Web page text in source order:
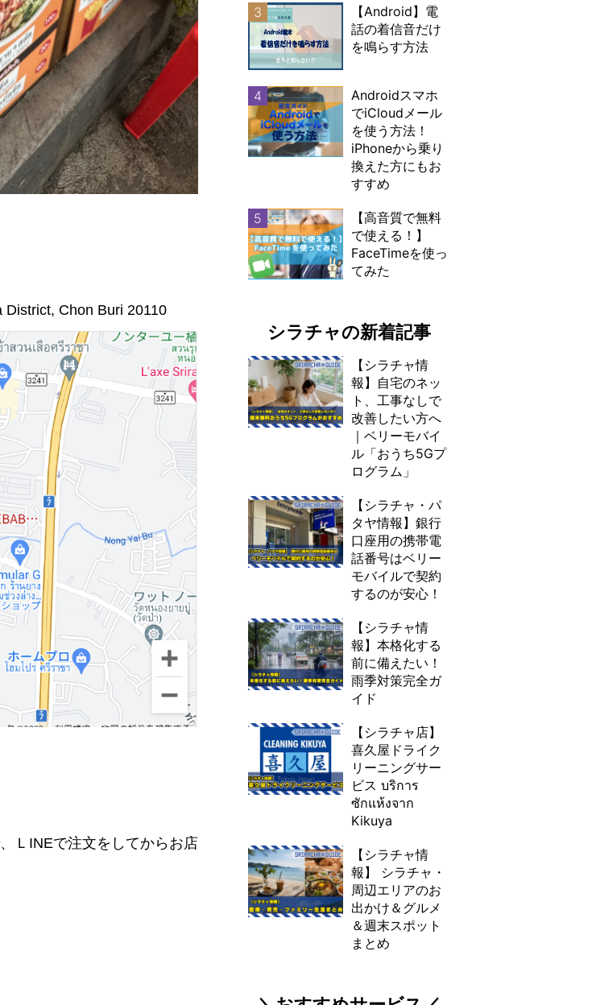
District, Chon Buri 20110
ＬINEで注文をしてからお店
3
【Android】電
話の着信音だけ
を鳴らす方法
4
Androidスマホ
でiCloudメール
を使う方法！
iPhoneから乗り
換えた方にもお
すすめ
5
【高音質で無料
で使える！】
FaceTimeを使っ
てみた
シラチャの新着記事
【シラチャ情
報】自宅のネッ
ト、工事なしで
改善したい方へ
｜ベリーモバイ
ル「おうち5Gプ
ログラム」
【シラチャ・パ
タヤ情報】銀行
口座用の携帯電
話番号はベリー
モバイルで契約
するのが安心！
【シラチャ情
報】本格化する
前に備えたい！
雨季対策完全ガ
イド
【シラチャ店】
喜久屋ドライク
リーニングサー
ビス บริการ
ซักแห้งจาก
Kikuya
【シラチャ情
報】 シラチャ・
周辺エリアのお
出かけ＆グルメ
＆週末スポット
まとめ